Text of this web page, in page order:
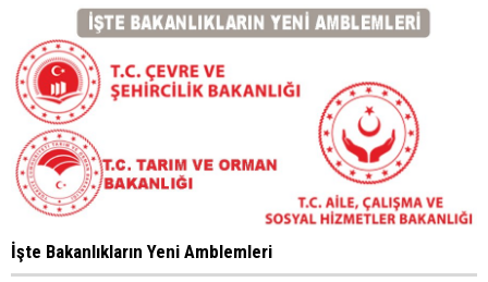
İşte Bakanlıkların Yeni Amblemleri